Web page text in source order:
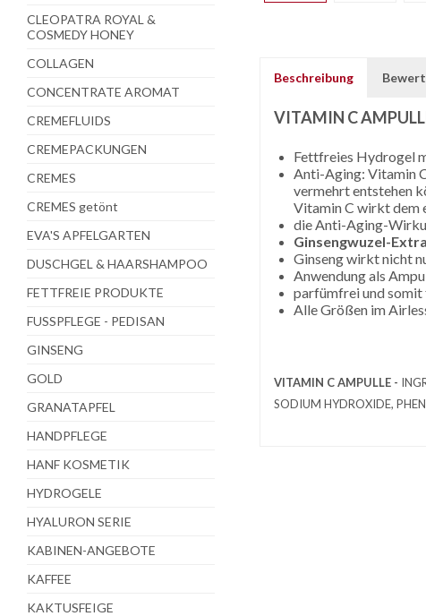
CLEOPATRA ROYAL &
COSMEDY HONEY
COLLAGEN
CONCENTRATE AROMAT
CREMEFLUIDS
CREMEPACKUNGEN
CREMES
CREMES getönt
EVA'S APFELGARTEN
DUSCHGEL & HAARSHAMPOO
FETTFREIE PRODUKTE
FUSSPFLEGE - PEDISAN
GINSENG
GOLD
GRANATAPFEL
HANDPFLEGE
HANF KOSMETIK
HYDROGELE
HYALURON SERIE
KABINEN-ANGEBOTE
KAFFEE
KAKTUSFEIGE
Beschreibung
VITAMIN C
Fettfreies Hydrogel
Anti-Aging: Vitamin
vermehrt entstehen
Vitamin C wirkt dem
die Anti-Aging-
Ginsengwuzel-
Ginseng wirkt nicht
Anwendung als
parfümfrei und
Alle Größen im
VITAMIN C AMPULLE -
SODIUM HYDROXIDE,